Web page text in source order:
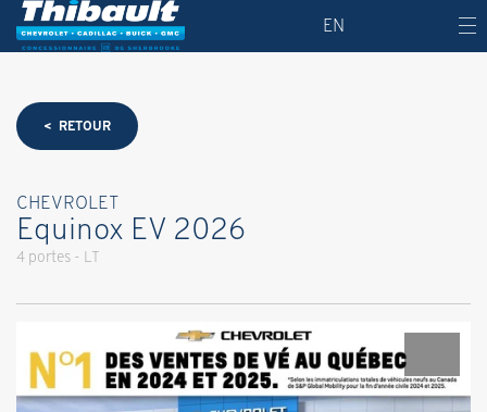
EN
< RETOUR
CHEVROLET
Equinox EV 2026
4 portes - LT